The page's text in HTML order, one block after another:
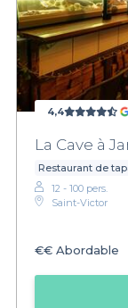
4,4
La Cave à
Restaurant de
12 - 100 pers.
Saint-Victor
€€ Abordable